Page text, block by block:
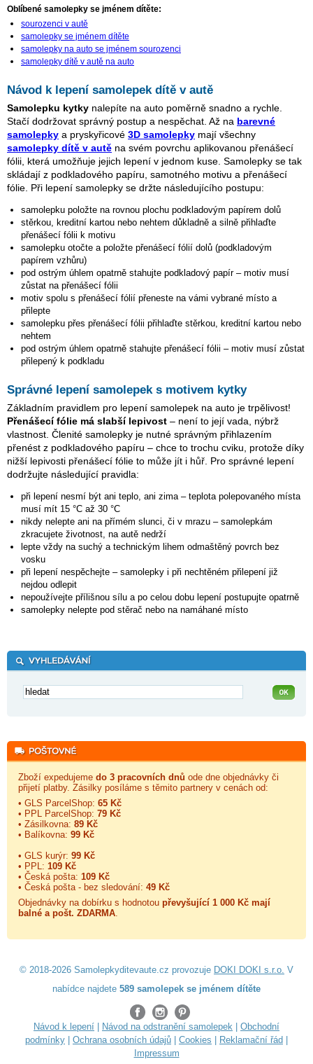
Oblíbené samolepky se jménem dítěte:
sourozenci v autě
samolepky se jménem dítěte
samolepky na auto se jménem sourozenci
samolepky dítě v autě na auto
Návod k lepení samolepek dítě v autě
Samolepku kytky nalepíte na auto poměrně snadno a rychle.
Stačí dodržovat správný postup a nespěchat. Až na barevné
samolepky a pryskyřicové 3D samolepky mají všechny
samolepky dítě v autě na svém povrchu aplikovanou přenášecí
fólii, která umožňuje jejich lepení v jednom kuse. Samolepky se tak
skládají z podkladového papíru, samotného motivu a přenášecí
fólie. Při lepení samolepky se držte následujícího postupu:
samolepku položte na rovnou plochu podkladovým papírem dolů
stěrkou, kreditní kartou nebo nehtem důkladně a silně přihlaďte
přenášecí fólii k motivu
samolepku otočte a položte přenášecí fólií dolů (podkladovým
papírem vzhůru)
pod ostrým úhlem opatrně stahujte podkladový papír – motiv musí
zůstat na přenášecí fólii
motiv spolu s přenášecí fólií přeneste na vámi vybrané místo a
přilepte
samolepku přes přenášecí fólii přihlaďte stěrkou, kreditní kartou nebo
nehtem
pod ostrým úhlem opatrně stahujte přenášecí fólii – motiv musí zůstat
přilepený k podkladu
Správné lepení samolepek s motivem kytky
Základním pravidlem pro lepení samolepek na auto je trpělivost!
Přenášecí fólie má slabší lepivost – není to její vada, nýbrž
vlastnost. Členité samolepky je nutné správným přihlazením
přenést z podkladového papíru – chce to trochu cviku, protože díky
nižší lepivosti přenášecí fólie to může jít i hůř. Pro správné lepení
dodržujte následující pravidla:
při lepení nesmí být ani teplo, ani zima – teplota polepovaného místa
musí mít 15 °C až 30 °C
nikdy nelepte ani na přímém slunci, či v mrazu – samolepkám
zkracujete životnost, na autě nedrží
lepte vždy na suchý a technickým lihem odmaštěný povrch bez
vosku
při lepení nespěchejte – samolepky i při nechtěném přilepení již
nejdou odlepit
nepoužívejte přílišnou sílu a po celou dobu lepení postupujte opatrně
samolepky nelepte pod stěrač nebo na namáhané místo
Zboží expedujeme do 3 pracovních dnů ode dne objednávky či
přijetí platby. Zásilky posíláme s těmito partnery v cenách od:
• GLS ParcelShop: 65 Kč
• PPL ParcelShop: 79 Kč
• Zásilkovna: 89 Kč
• Balíkovna: 99 Kč
• GLS kurýr: 99 Kč
• PPL: 109 Kč
• Česká pošta: 109 Kč
• Česká pošta - bez sledování: 49 Kč
Objednávky na dobírku s hodnotou převyšující 1 000 Kč mají
balné a pošt. ZDARMA.
© 2018-2026 Samolepkyditevaute.cz provozuje DOKI DOKI s.r.o. V
nabídce najdete 589 samolepek se jménem dítěte
Návod k lepení Návod na odstranění samolepek
Obchodní
podmínky
Ochrana osobních údajů Cookies Reklamační řád
Impressum